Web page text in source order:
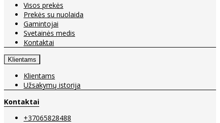
Visos prekės
Prekės su nuolaida
Gamintojai
Svetainės medis
Kontaktai
Klientams
Klientams
Užsakymų istorija
Kontaktai
+37065828488